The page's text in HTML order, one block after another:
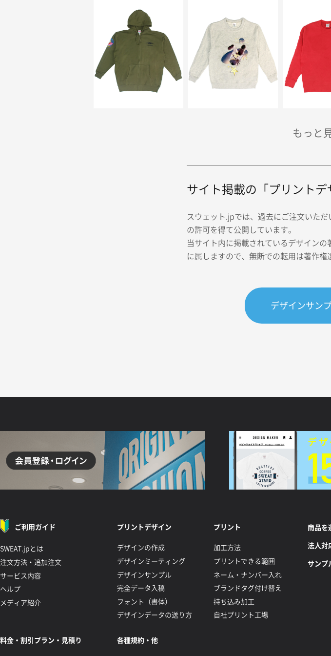
サイト掲載の「プリント
スウェット.jpでは、過去にご注文いた
の許可を得て公開しています。
当サイト内に掲載されているデザイン
に属しますので、無断での転用は著作権
デザインサン
ご利用ガイド
SWEAT.jpとは
注文方法・追加注文
サービス内容
ヘルプ
メディア紹介
プリントデザイン
デザインの作成
デザインミーティング
デザインサンプル
完全データ入稿
フォント（書体）
デザインデータの送り方
プリント
加工方法
プリントできる範囲
ネーム・ナンバー入れ
ブランドタグ付け替え
持ち込み加工
自社プリント工場
商品を
法人対
サンプ
料金・割引プラン・見積り 各種規約・他